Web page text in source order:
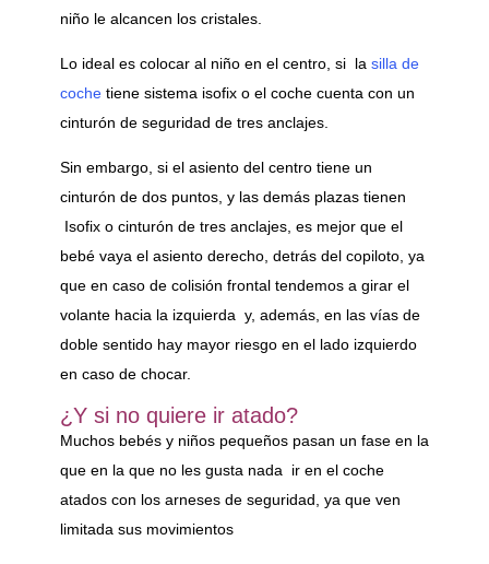
niño le alcancen los cristales.
Lo ideal es colocar al niño en el centro, si lasilla de
cochetiene sistema isofix o el coche cuenta con un
cinturón de seguridad de tres anclajes.
Sin embargo, si el asiento del centro tiene un
cinturón de dos puntos, y las demás plazas tienen
Isofix o cinturón de tres anclajes, es mejor que el
bebé vaya el asiento derecho, detrás del copiloto, ya
que en caso de colisión frontal tendemos a girar el
volante hacia la izquierda y, además, en las vías de
doble sentido hay mayor riesgo en el lado izquierdo
en caso de chocar.
¿Y si no quiere ir atado?
Muchos bebés y niños pequeños pasan un fase en la
que en la que no les gusta nada ir en el coche
atados con los arneses de seguridad, ya que ven
limitada sus movimientos